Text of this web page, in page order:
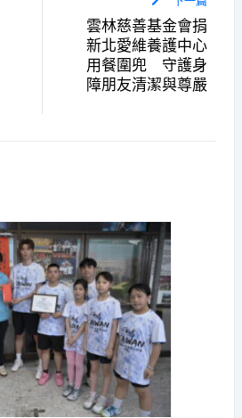
雲林慈善基金會捐
新北愛維養護中心
用餐圍兜 守護身
障朋友清潔與尊嚴